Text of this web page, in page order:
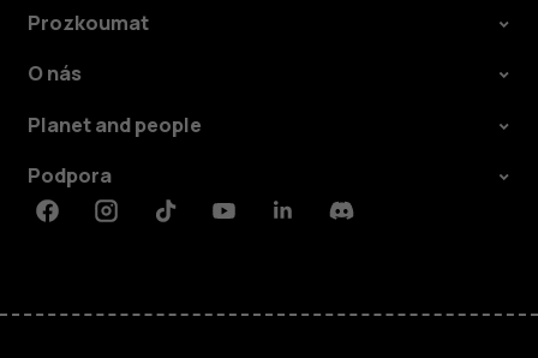
Prozkoumat
O nás
Planet and people
Podpora
FacebookInstagramTiktokYoutubeLinkedinDiscord